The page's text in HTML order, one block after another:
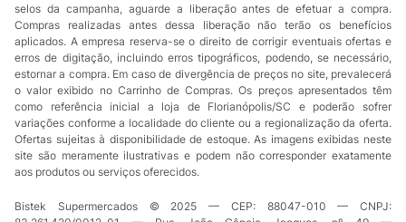
selos da campanha, aguarde a liberação antes de efetuar a compra.
Compras realizadas antes dessa liberação não terão os benefícios
aplicados. A empresa reserva-se o direito de corrigir eventuais ofertas e
erros de digitação, incluindo erros tipográficos, podendo, se necessário,
estornar a compra. Em caso de divergência de preços no site, prevalecerá
o valor exibido no Carrinho de Compras. Os preços apresentados têm
como referência inicial a loja de Florianópolis/SC e poderão sofrer
variações conforme a localidade do cliente ou a regionalização da oferta.
Ofertas sujeitas à disponibilidade de estoque. As imagens exibidas neste
site são meramente ilustrativas e podem não corresponder exatamente
aos produtos ou serviços oferecidos.
Bistek Supermercados © 2025 — CEP: 88047-010 — CNPJ: